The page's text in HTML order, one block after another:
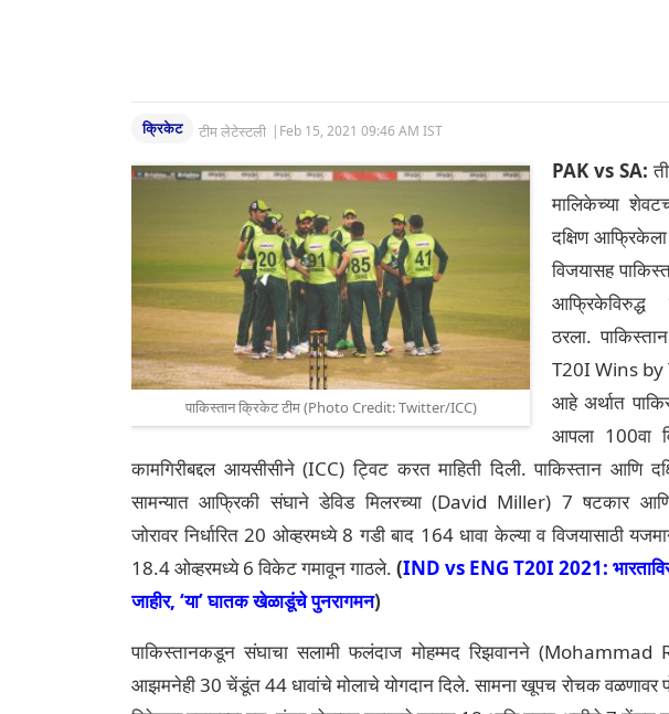
क्रिकेट टीम लेटेस्टली | Feb 15, 2021 09:46 AM IST
पाकिस्तान क्रिकेट टीम (Photo Credit: Twitter/ICC)
PAK vs SA:
मालिकेच्या
दक्षिण
विजयासह
ठरला.
T20I Wins by
आहे अर्थात
आपला 100वा
कामगिरीबद्दल आयसीसीने (ICC) ट्विट करत माहिती दिली. पाकिस्तान आणि
सामन्यात आफ्रिकी संघाने डेविड मिलरच्या (David Miller) 7 षटकार आणि
जोरावर निर्धारित 20 ओव्हरमध्ये 8 गडी बाद 164 धावा केल्या व विजयासाठी
18.4 ओव्हरमध्ये 6 विकेट गमावून गाठले. (IND vs ENG T20I 2021:
जाहीर, ‘या’ घातक खेळाडूंचे पुनरागमन)
पाकिस्तानकडून संघाचा सलामी फलंदाज मोहम्मद रिझवानने
आझमनेही 30 चेंडूंत 44 धावांचे मोलाचे योगदान दिले. सामना खूपच रोचक वळणावर